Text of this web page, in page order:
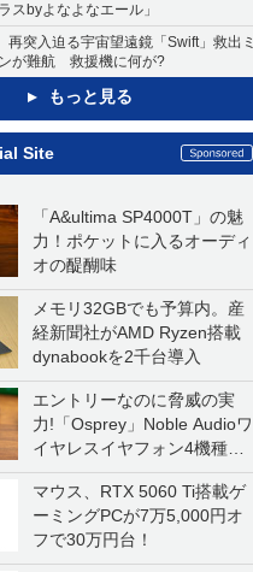
スbyよなよなエール」
再突入迫る宇宙望遠鏡「Swift」救出ミ
が難航 救援機に何が?
もっと見る
Site
「A&ultima SP4000T」の魅
力！ポケットに入るオーディ
オの醍醐味
メモリ32GBでも予算内。産
経新聞社がAMD Ryzen搭載
dynabookを2千台導入
エントリーなのに脅威の実
力!「Osprey」Noble Audioワ
イヤレスイヤフォン4機種を
一気に聴く
マウス、RTX 5060 Ti搭載ゲ
ーミングPCが7万5,000円オ
フで30万円台！